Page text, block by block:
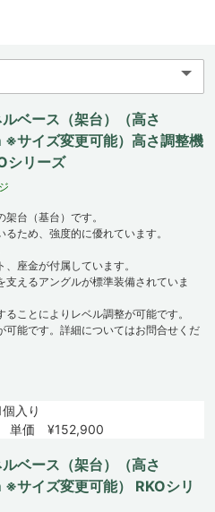
ベース（架台）（高さ
サイズ変更可能）高さ調整機
シリーズ
台（基台）です。
ため、強度的に優れています。
座金が付属しています。
えるアングルが標準装備されていま
ことによりレベル調整が可能です。
能です。詳細についてはお問合せくだ
個入り
単価 ¥152,900
ベース（架台）（高さ
サイズ変更可能） RKOシリ